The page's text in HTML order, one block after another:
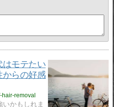
はモテたい
からの好感
removal
いかもしれま